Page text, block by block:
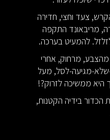
צעד וחצי, חדירה
מריבאונד התקפה
להמעיט בערכה.
מרחוק, אחרי
שלא-מגיעה-לסל, מעל
היא ממשיכה לזרוק?!
הכדור בידיה הקטנות,